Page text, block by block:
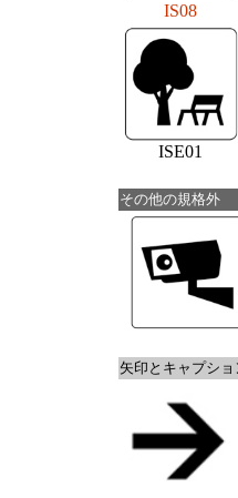
IS08
ISE01
その他の規格外
矢印とキャプシ